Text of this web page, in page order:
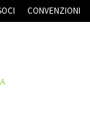
CONVENZIONI